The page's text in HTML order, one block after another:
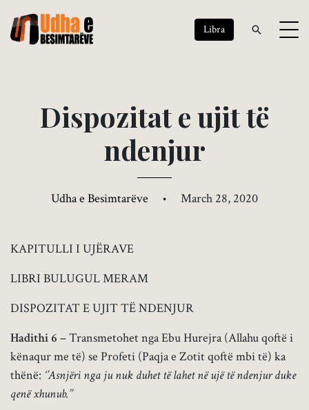
Libra
Dispozitateujittë
ndenjur
Udha e Besimtarëve • March 28, 2020
KAPITULLI I UJËRAVE
LIBRI BULUGUL MERAM
DISPOZITAT E UJIT TË NDENJUR
Hadithi 6 –Transmetohet nga Ebu Hurejra (Allahu qoftë i
kënaqur me të) se Profeti (Paqja e Zotit qoftë mbi të) ka
thënë: ‘’Asnjëri nga ju nuk duhet të lahet në ujë të ndenjur duke
qenë xhunub.’’